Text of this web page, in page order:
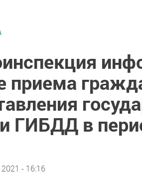
приема
ГИБДД в
- 16:16